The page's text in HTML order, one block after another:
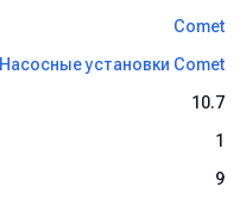
Comet
Насосные установки Comet
10.7
1
9